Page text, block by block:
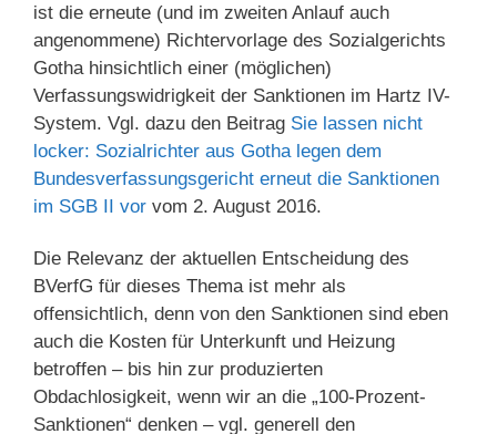
ist die erneute (und im zweiten Anlauf auch
angenommene) Richtervorlage des Sozialgerichts
Gotha hinsichtlich einer (möglichen)
Verfassungswidrigkeit der Sanktionen im Hartz IV-
System. Vgl. dazu den Beitrag Sie lassen nicht
locker: Sozialrichter aus Gotha legen dem
Bundesverfassungsgericht erneut die Sanktionen
im SGB II vor vom 2. August 2016.
Die Relevanz der aktuellen Entscheidung des
BVerfG für dieses Thema ist mehr als
offensichtlich, denn von den Sanktionen sind eben
auch die Kosten für Unterkunft und Heizung
betroffen – bis hin zur produzierten
Obdachlosigkeit, wenn wir an die „100-Prozent-
Sanktionen“ denken – vgl. generell den